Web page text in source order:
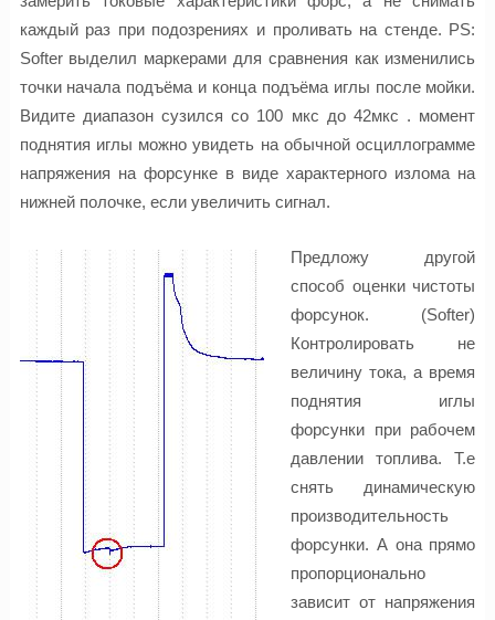
каждый раз при подозрениях и проливать на стенде. РS:
Softer выделил маркерами для сравнения как изменились
точки начала подъёма и конца подъёма иглы после мойки.
Видите диапазон сузился со 100 мкс до 42мкс . момент
поднятия иглы можно увидеть на обычной осциллограмме
напряжения на форсунке в виде характерного излома на
нижней полочке, если увеличить сигнал.
Предложу другой
способ оценки чистоты
форсунок. (Softer)
Контролировать не
величину тока, а время
поднятия иглы
форсунки при рабочем
давлении топлива. Т.е
снять динамическую
производительность
форсунки. А она прямо
пропорционально
зависит от напряжения